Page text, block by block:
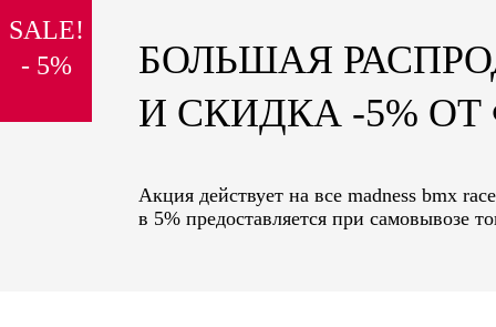
sale
надо брать
sale
SALE!
- 5%
БОЛЬШАЯ
И СКИДКА -5%
Акция действует на все madness bmx
в 5% предоставляется при самовывозе